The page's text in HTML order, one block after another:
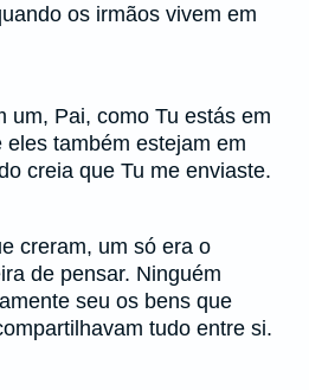
os irmãos vivem em
um, Pai, como Tu estás em
eles também estejam em
creia que Tu me enviaste.
creram, um só era o
de pensar. Ninguém
seu os bens que
tudo entre si.